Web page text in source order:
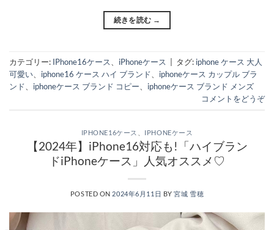
続きを読む →
カテゴリー: IPhone16ケース iPhoneケース タグ: iphone ケース 大人
可愛い
iphone16 ケース ハイ ブランド
iphoneケース カップル ブラ
ンド
iphoneケース ブランド コピー
iphoneケース ブランド メンズ
コメントをどうぞ
IPHONE16ケース IPHONEケース
【2024年】iPhone16対応も!「ハイブラン
ドiPhoneケース」人気オススメ♡
POSTED ON 2024年6月11日 BY宮城 雪穂